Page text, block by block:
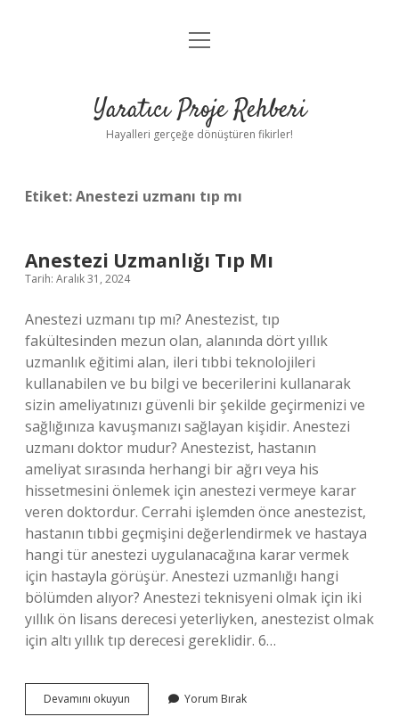
Anasayfa
Yasal Uyarı
menüyü
Yaratıcı Proje Rehberi
Hayalleri gerçeğe dönüştüren fikirler!
Etiket:Anestezi uzmanı tıp mı
Anestezi Uzmanlığı Tıp Mı
Tarih: Aralık 31, 2024
Anestezi uzmanı tıp mı? Anestezist, tıp
fakültesinden mezun olan, alanında dört yıllık
uzmanlık eğitimi alan, ileri tıbbi teknolojileri
kullanabilen ve bu bilgi ve becerilerini kullanarak
sizin ameliyatınızı güvenli bir şekilde geçirmenizi ve
sağlığınıza kavuşmanızı sağlayan kişidir. Anestezi
uzmanı doktor mudur? Anestezist, hastanın
ameliyat sırasında herhangi bir ağrı veya his
hissetmesini önlemek için anestezi vermeye karar
veren doktordur. Cerrahi işlemden önce anestezist,
hastanın tıbbi geçmişini değerlendirmek ve hastaya
hangi tür anestezi uygulanacağına karar vermek
için hastayla görüşür. Anestezi uzmanlığı hangi
bölümden alıyor? Anestezi teknisyeni olmak için iki
yıllık ön lisans derecesi yeterliyken, anestezist olmak
için altı yıllık tıp derecesi gereklidir. 6…
Devamını okuyun Anestezi
Uzmanlığı
Yorum Bırak